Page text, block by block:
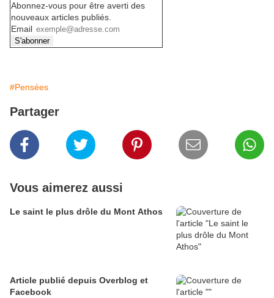
Abonnez-vous pour être averti des
nouveaux articles publiés.
Email
#Pensées
Partager
Vous aimerez aussi
Le saint le plus drôle du Mont Athos
Article publié depuis Overblog et
Facebook